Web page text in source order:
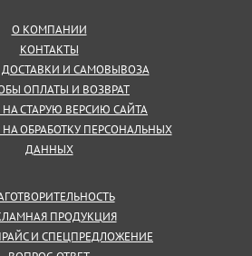
О КОМПАНИИ
КОНТАКТЫ
ДОСТАВКИ И САМОВЫВОЗА
ОПЛАТЫ И ВОЗВРАТ
НА СТАРУЮ ВЕРСИЮ САЙТА
ОБРАБОТКУ ПЕРСОНАЛЬНЫХ
ДАННЫХ
ПРОДУКЦИЯ
И СПЕЦПРЕДЛОЖЕНИЕ